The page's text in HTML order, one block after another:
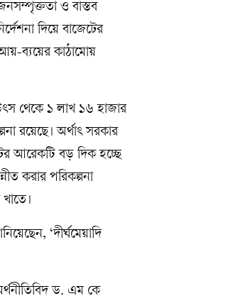
ও বাস্তব
দিয়ে বাজেটের
আয়-ব্যয়ের কাঠামোয়
থেকে ১ লাখ ১৬ হাজার
রয়েছে। অর্থাৎ সরকার
আরেকটি বড় দিক হচ্ছে
করার পরিকল্পনা
‘দীর্ঘমেয়াদি
ড. এম কে